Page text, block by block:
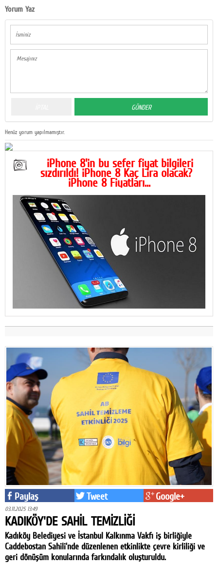
Yorum Yaz
Henüz yorum yapılmamıştır.
iPhone 8'in bu sefer fiyat bilgileri
sızdırıldı! iPhone 8 Kaç Lira olacak?
iPhone 8 Fiyatları...
Paylaş Tweet Google+
03.11.2025 13:49
KADIKÖY'DE SAHİL TEMİZLİĞİ
Kadıköy Belediyesi ve İstanbul Kalkınma Vakfı iş birliğiyle
Caddebostan Sahili’nde düzenlenen etkinlikte çevre kirliliği ve
geri dönüşüm konularında farkındalık oluşturuldu.